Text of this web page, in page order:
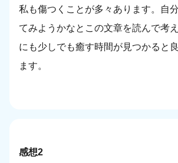
私も傷つくことが多々あります。自
てみようかなとこの文章を読んで考
にも少しでも癒す時間が見つかると
ます。
感想2